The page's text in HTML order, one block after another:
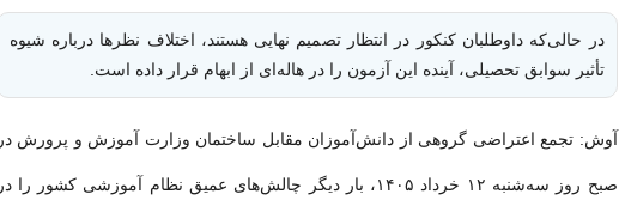
در حالی‌که داوطلبان کنکور در انتظار تصمیم نهایی هستند، اختلاف نظرها درباره شیوه
تأثیر سوابق تحصیلی، آینده این آزمون را در هاله‌ای از ابهام قرار داده است.
آوش: تجمع اعتراضی گروهی از دانش‌آموزان مقابل ساختمان وزارت آموزش و پرورش در
صبح روز سه‌شنبه ۱۲ خرداد ۱۴۰۵، بار دیگر چالش‌های عمیق نظام آموزشی کشور را در